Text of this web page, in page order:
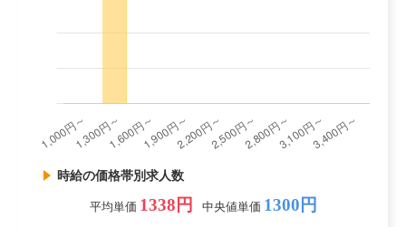
時給の価格帯別求人数
平均単価 1338円 中央値単価 1300円